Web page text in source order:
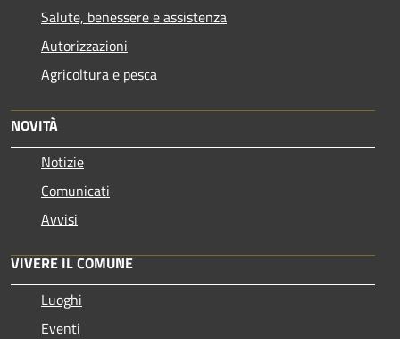
Salute, benessere e assistenza
Autorizzazioni
Agricoltura e pesca
NOVITÀ
Notizie
Comunicati
Avvisi
VIVERE IL COMUNE
Luoghi
Eventi